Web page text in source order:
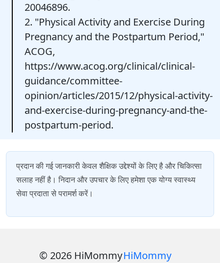
20046896.
2. "Physical Activity and Exercise During
Pregnancy and the Postpartum Period,"
ACOG,
https://www.acog.org/clinical/clinical-
guidance/committee-
opinion/articles/2015/12/physical-activity-
and-exercise-during-pregnancy-and-the-
postpartum-period.
प्रदान की गई जानकारी केवल शैक्षिक उद्देश्यों के लिए है और चिकित्सा
सलाह नहीं है। निदान और उपचार के लिए हमेशा एक योग्य स्वास्थ्य
सेवा प्रदाता से परामर्श करें।
© 2026 HiMommyHiMommy